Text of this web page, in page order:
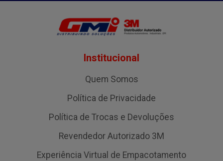
Institucional
Quem Somos
Política de Privacidade
Política de Trocas e Devoluções
Revendedor Autorizado 3M
Experiência Virtual de Empacotamento